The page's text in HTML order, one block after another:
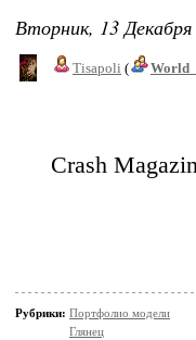
Вторник, 13
Tisapoli (
Crash
Рубрики: Портфолио модели
Глянец